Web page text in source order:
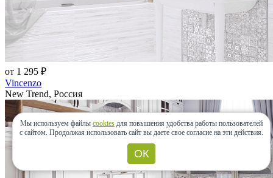
от 1 295 ₽
Vincenzo
New Trend, Россия
Мы используем файлы cookies для повышения удобства работы пользователей
с сайтом. Продолжая использовать сайт вы даете свое согласие на эти действия.
ОК